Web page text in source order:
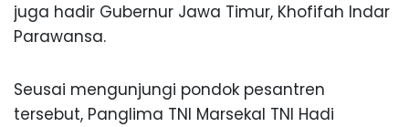
juga hadir Gubernur Jawa Timur, Khofifah Indar
Parawansa.
Seusai mengunjungi pondok pesantren
tersebut, Panglima TNI Marsekal TNI Hadi